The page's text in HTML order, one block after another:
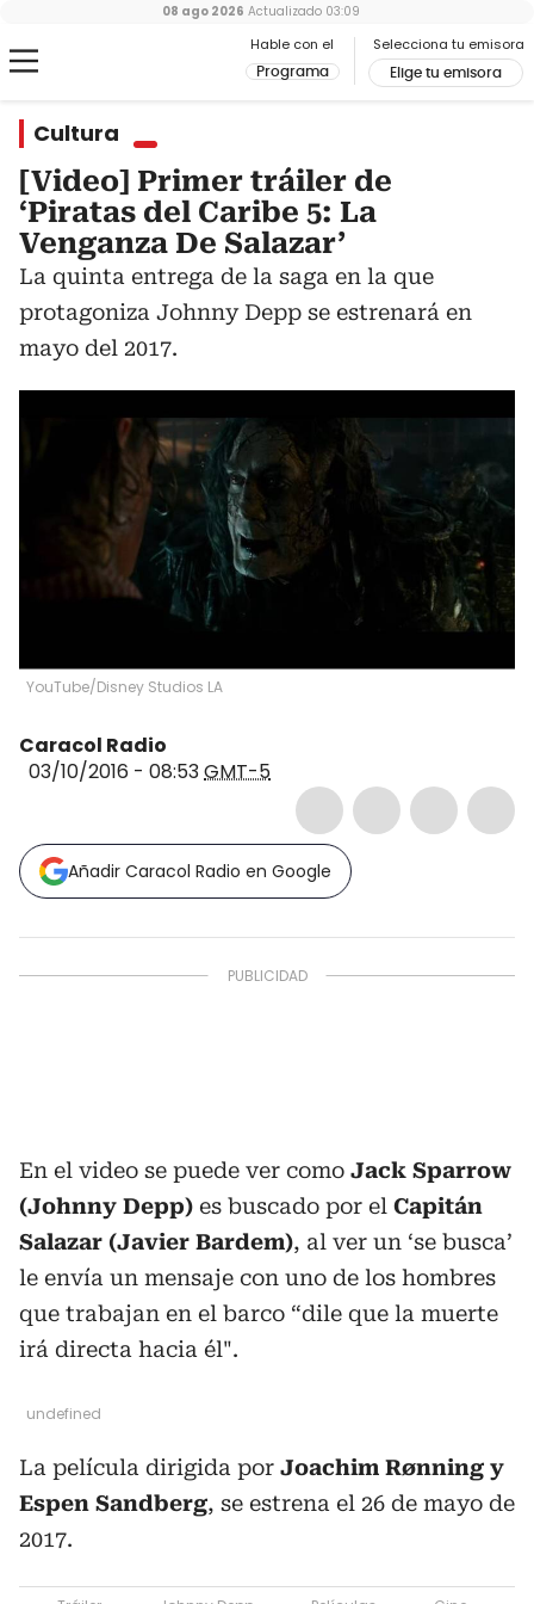
Hable con el
Programa
Selecciona tu emisora
Elige tu emisora
08 ago 2026 Actualizado 03:09
Cultura
[Video] Primer tráiler de
‘Piratas del Caribe 5: La
Venganza De Salazar’
La quinta entrega de la saga en la que
protagoniza Johnny Depp se estrenará en
mayo del 2017.
YouTube/Disney Studios LA
Caracol Radio
03/10/2016 - 08:53GMT-5
Añadir Caracol Radio en Google
En el video se puede ver como Jack Sparrow
(Johnny Depp) es buscado por el Capitán
Salazar (Javier Bardem), al ver un ‘se busca’
le envía un mensaje con uno de los hombres
que trabajan en el barco “dile que la muerte
irá directa hacia él".
undefined
La película dirigida por Joachim Rønning y
Espen Sandberg, se estrena el 26 de mayo de
2017.